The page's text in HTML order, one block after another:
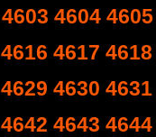
4603 4604 4605
4616 4617 4618
4629 4630 4631
4642 4643 4644